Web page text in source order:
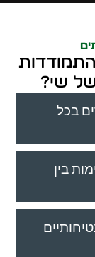
שי?
בכל
בין